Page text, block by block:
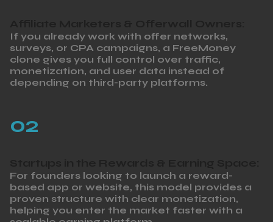
If you already work with offer networks,
surveys, or CPA campaigns, a FreeMoney
clone gives you full control over traffic,
monetization, and user data instead of
depending on third-party platforms.
02
For founders looking to launch a reward-
based app or website, this model provides a
proven structure with clear monetization,
helping you enter the market faster with a